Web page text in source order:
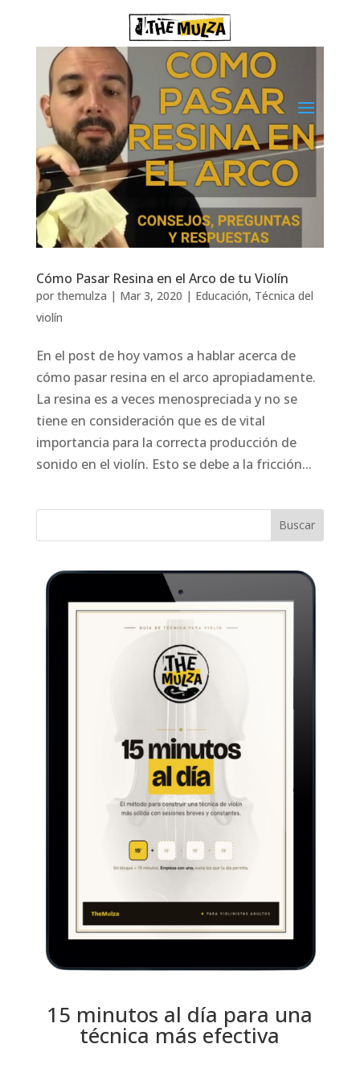
Cómo Pasar Resina en el Arco de tu Violín
por themulza | Mar 3, 2020 | Educación, Técnica del
violín
En el post de hoy vamos a hablar acerca de
cómo pasar resina en el arco apropiadamente.
La resina es a veces menospreciada y no se
tiene en consideración que es de vital
importancia para la correcta producción de
sonido en el violín. Esto se debe a la fricción...
Buscar
15 minutos al día para una
técnica más efectiva